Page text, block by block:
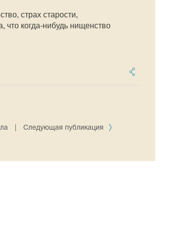
страх старости,
что когда-нибудь нищенство
Следующая публикация